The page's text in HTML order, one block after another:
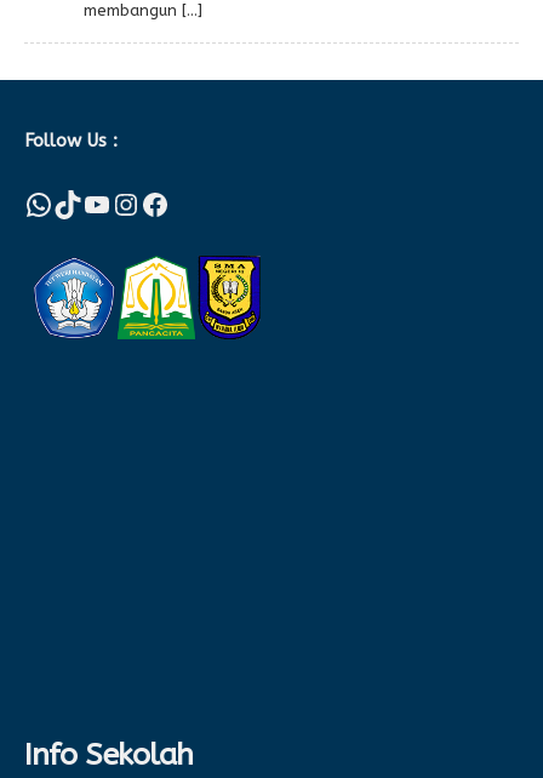
membangun […]
Follow Us :
WhatsApp
TikTok
YouTube
Instagram
Facebook
Info Sekolah